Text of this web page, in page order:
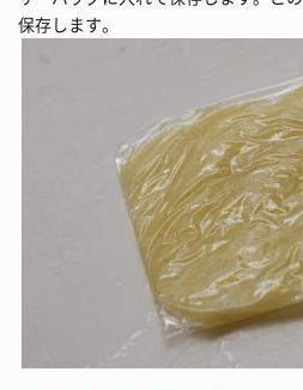
保存します。